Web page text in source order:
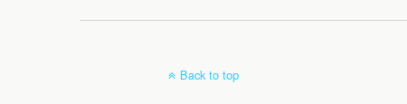
Back to top